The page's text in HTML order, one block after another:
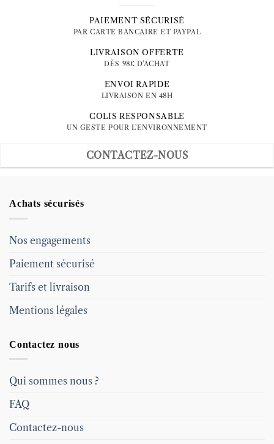
PAIEMENT SÉCURISÉ
PAR CARTE BANCAIRE ET PAYPAL
LIVRAISON OFFERTE
DÈS 98€ D'ACHAT
ENVOI RAPIDE
LIVRAISON EN 48H
COLIS RESPONSABLE
UN GESTE POUR L'ENVIRONNEMENT
CONTACTEZ-NOUS
Achats sécurisés
Nos engagements
Paiement sécurisé
Tarifs et livraison
Mentions légales
Contactez nous
Qui sommes nous ?
FAQ
Contactez-nous